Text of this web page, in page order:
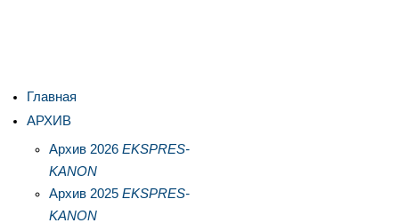
Главная
АРХИВ
Архив 2026 EKSPRES-
KANON
Архив 2025 EKSPRES-
KANON